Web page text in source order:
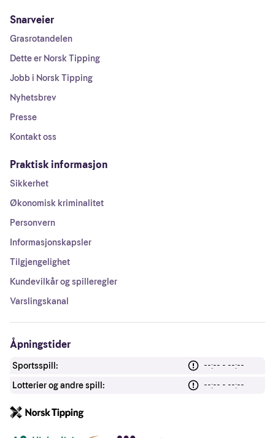
Snarveier
Grasrotandelen
Dette er Norsk Tipping
Jobb i Norsk Tipping
Nyhetsbrev
Presse
Kontakt oss
Praktisk informasjon
Sikkerhet
Økonomisk kriminalitet
Personvern
Informasjonskapsler
Tilgjengelighet
Kundevilkår og spilleregler
Varslingskanal
Åpningstider
Sportsspill:
--:-- - --:--
Lotterier og andre spill:
--:-- - --:--